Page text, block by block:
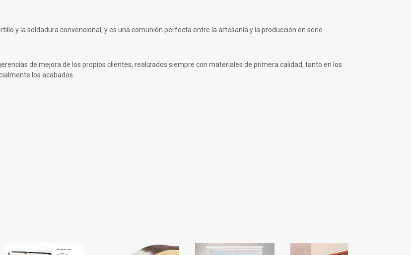
y la soldadura convencional, y es una comunión perfecta entre la artesanía y la producción en serie.
de mejora de los propios clientes, realizados siempre con materiales de primera calidad, tanto en los
los acabados.